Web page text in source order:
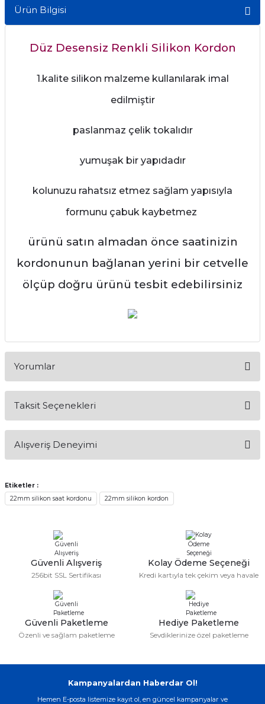
Ürün Bilgisi
Düz Desensiz Renkli Silikon Kordon
1.kalite silikon malzeme kullanılarak imal
edilmiştir
paslanmaz çelik tokalıdır
yumuşak bir yapıdadır
kolunuzu rahatsız etmez sağlam yapısıyla
formunu çabuk kaybetmez
ürünü satın almadan önce saatinizin
kordonunun bağlanan yerini bir cetvelle
ölçüp doğru ürünü tesbit edebilirsiniz
Yorumlar
Taksit Seçenekleri
Alışveriş Deneyimi
whatsaptan hemde site üstünden çok
yardımcı oldular hızlı ve keyifli bi
alışveriş oldu özellikle bekledigimden
Serdar Keskin | 19/05/2026
gerçekten çok kaliteil ürün geldi bu
kordonu normal dışardan bir saatciye
isterlerdi alacak arkadaşlar ölçülerini
doğru belirleyip kaliteyi sorun
İsmail yılmaz | 15/05/2026
arayip teyit aldiktan sonra yolladılar
Etiketler :
22mm silikon saat kordonu
22mm silikon kordon
Güvenli Alışveriş
256bit SSL Sertifikası
Kolay Ödeme Seçeneği
Kredi kartıyla tek çekim veya havale
Güvenli Paketleme
Özenli ve sağlam paketleme
Hediye Paketleme
Sevdiklerinize özel paketleme
Kampanyalardan Haberdar Ol!
Hemen E-posta listemize kayıt ol, en güncel kampanyalar ve